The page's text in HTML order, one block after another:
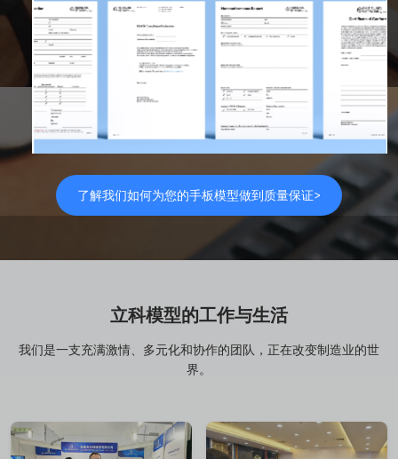
了解我们如何为您的手板模型做到质量保证>
立科模型的工作与生活
我们是一支充满激情、多元化和协作的团队，正在改变制造业的世
界。